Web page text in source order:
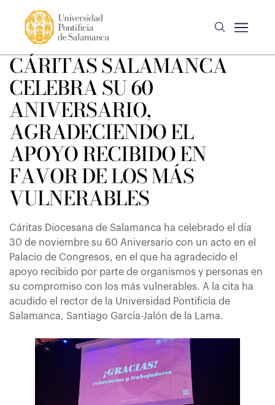
CÁRITAS SALAMANCA
CELEBRA SU 60
ANIVERSARIO,
AGRADECIENDO EL
APOYO RECIBIDO EN
FAVOR DE LOS MÁS
VULNERABLES
Cáritas Diocesana de Salamanca ha celebrado el día
30 de noviembre su 60 Aniversario con un acto en el
Palacio de Congresos, en el que ha agradecido el
apoyo recibido por parte de organismos y personas en
su compromiso con los más vulnerables. A la cita ha
acudido el rector de la Universidad Pontificia de
Salamanca, Santiago García-Jalón de la Lama.